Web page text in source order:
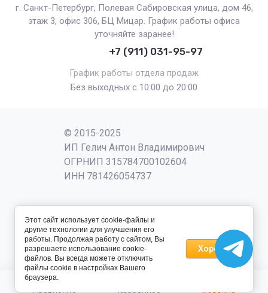
г. Санкт-Петербург, Полевая Сабировская улица, дом 46,
этаж 3, офис 306, БЦ Мицар. График работы офиса
уточняйте заранее!
+7 (911) 031-95-97
График работы отдела продаж
Без выходных с 10:00 до 20:00
© 2015-2025
ИП Гелич Антон Владимирович
ОГРНИП 315784700102604
ИНН 781426054737
Этот сайт использует cookie-файлы и
другие технологии для улучшения его
работы. Продолжая работу с сайтом, Вы
разрешаете использование cookie-
файлов. Вы всегда можете отключить
файлы cookie в настройках Вашего
браузера.
Хорошо